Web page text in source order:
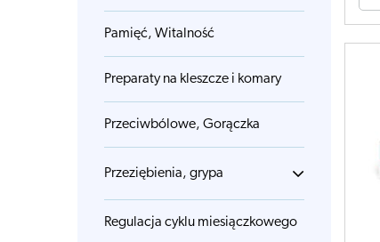
Pamięć, Witalność
Preparaty na kleszcze i komary
Przeciwbólowe, Gorączka
Przeziębienia, grypa
Regulacja cyklu miesiączkowego